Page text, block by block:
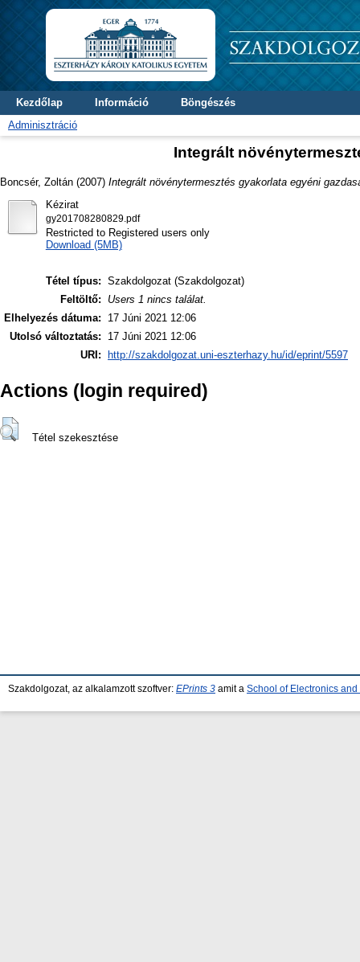
Kezdőlap Információ
Böngészés
Adminisztráció
Integrált
Boncsér, Zoltán (2007) Integrált növénytermesztés gyakorlata egyéni
Kézirat
gy201708280829.pdf
Restricted to Registered users only
Download (5MB)
Tétel típus: Szakdolgozat (Szakdolgozat)
Feltöltő:
Users 1 nincs találat.
Elhelyezés dátuma:
17 Júni 2021 12:06
Utolsó változtatás:
17 Júni 2021 12:06
URI:
http://szakdolgozat.uni-eszterhazy.hu/id/eprint/5597
Actions (login required)
Tétel szekesztése
Szakdolgozat, az alkalamzott szoftver: EPrints 3 amit a School of Electronics